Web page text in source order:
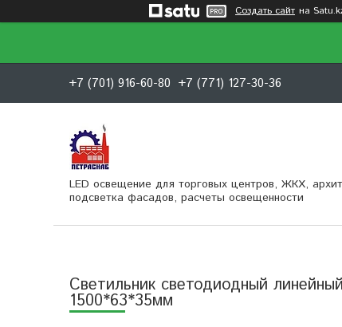
Создать сайт на
+7 (701) 916-60-80 +7 (771) 127-30-36
LED освещение для торговых центров, ЖКХ,
подсветка фасадов, расчеты освещенности
Светильник светодиодный
1500*63*35мм